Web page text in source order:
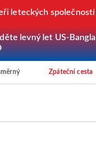
leteckých společností
levný let US-
Zpáteční cesta